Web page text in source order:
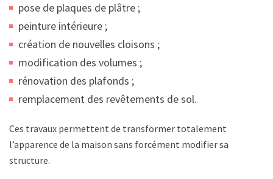
pose de plaques de plâtre ;
peinture intérieure ;
création de nouvelles cloisons ;
modification des volumes ;
rénovation des plafonds ;
remplacement des revêtements de sol.
Ces travaux permettent de transformer totalement
l’apparence de la maison sans forcément modifier sa
structure.